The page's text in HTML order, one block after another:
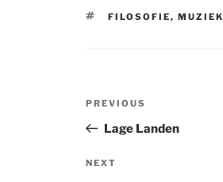
TAGS
FILOSOFIE, MUZIEK
Previous
Post
PREVIOUS
Lage Landen
Next
NEXT